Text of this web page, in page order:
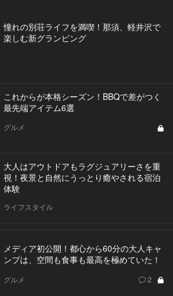
憧れの別荘ライフを満喫！那須、軽井沢で
楽しむ新グランピング
これからが本格シーズン！BBQで差がつく
最先端アイテム6選
グルメ
大人はアウトドアもラグジュアリーさを重
視！夜景と自然にうっとり癒やされる宿泊
体験
ライフスタイル
メディア初公開！都心から60分の大人キャ
ンプは、空間も食事も最高を極めていた！
グルメ 2